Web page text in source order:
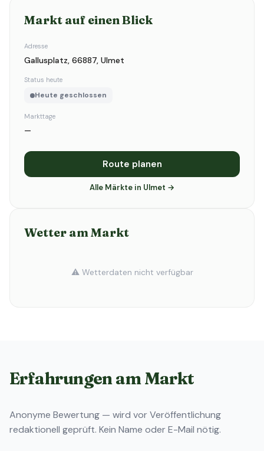
Markt auf einen Blick
Adresse
Gallusplatz, 66887, Ulmet
Status heute
Heute geschlossen
Markttage
—
Route planen
Alle Märkte in Ulmet →
Wetter am Markt
⚠️ Wetterdaten nicht verfügbar
Erfahrungen am Markt
Anonyme Bewertung — wird vor Veröffentlichung
redaktionell geprüft. Kein Name oder E-Mail nötig.